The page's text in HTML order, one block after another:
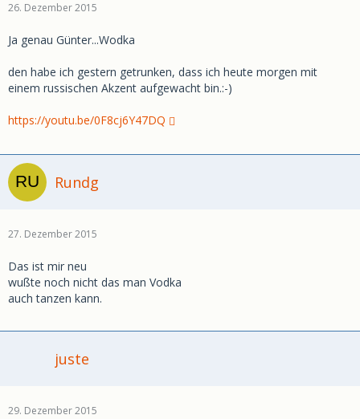
26. Dezember 2015
Ja genau Günter...Wodka
den habe ich gestern getrunken, dass ich heute morgen mit
einem russischen Akzent aufgewacht bin.:-)
https://youtu.be/0F8cj6Y47DQ
Rundg
27. Dezember 2015
Das ist mir neu
wußte noch nicht das man Vodka
auch tanzen kann.
juste
29. Dezember 2015